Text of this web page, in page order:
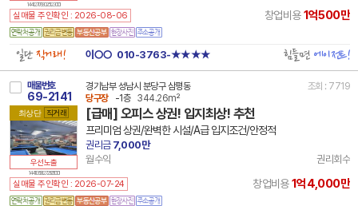
14 41271 7930 251230 101
실매물 주인확인 : 2026-08-06 창업비용1억500만
일단직거래! 이○○ 010-3763-★★★★ 힘들면에이전트!
매물번호
69-2141
최상단 직거래
우선노출
14 41135 8127 250510 101
경기남부 성남시 분당구 삼평동
조회 : 7719
당구장
-1층 344.26m²
[급매] 오피스 상권! 입지최상! 추천
프리미엄 상권/완벽한 시설/A급 입지조건/안정적
권리금7,000만
월수익
권리회수
실매물 주인확인 : 2026-07-24 창업비용1억4,000만